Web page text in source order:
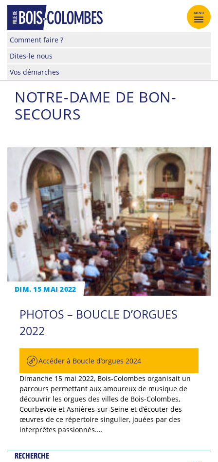
Skip
content
Site
de
la
Bois-
Colombes
Comment faire ?
Dites-le nous
Vos démarches
MENU
NOTRE-DAME DE BON-
SECOURS
DIM. 15 MAI 2022
PHOTOS – BOUCLE D’ORGUES
2022
Accéder à Boucle d’orgues 2024
Dimanche 15 mai 2022, Bois-Colombes organisait un
parcours permettant aux amoureux de musique de
découvrir les orgues des villes de Bois-Colombes,
Courbevoie et Asnières-sur-Seine et d’écouter des
œuvres de ce répertoire singulier, jouées par des
interprètes passionnés.…
RECHERCHE